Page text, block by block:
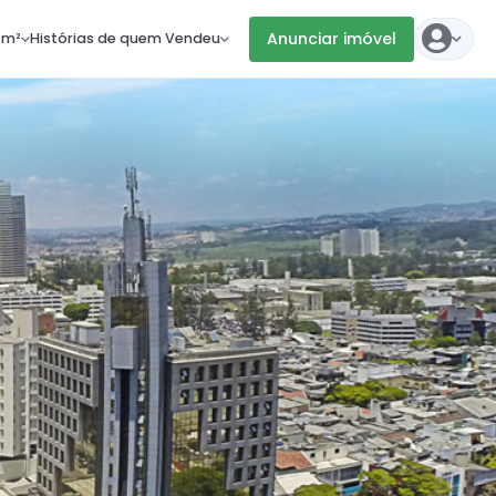
Histórias de quem Vendeu Anunciar imóvel